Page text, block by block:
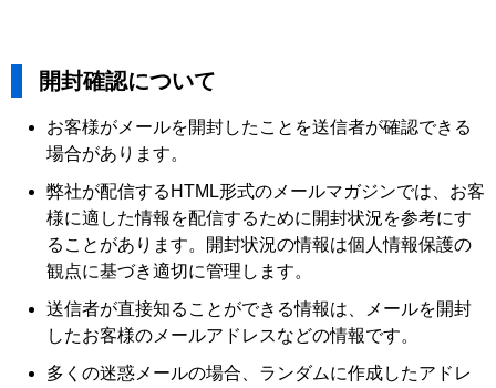
開封確認について
お客様がメールを開封したことを送信者が確認できる
場合があります。
弊社が配信するHTML形式のメールマガジンでは、お客
様に適した情報を配信するために開封状況を参考にす
ることがあります。開封状況の情報は個人情報保護の
観点に基づき適切に管理します。
送信者が直接知ることができる情報は、メールを開封
したお客様のメールアドレスなどの情報です。
多くの迷惑メールの場合、ランダムに作成したアドレ